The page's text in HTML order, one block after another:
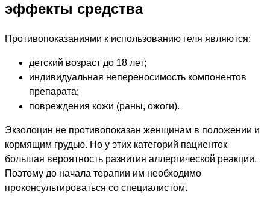
эффекты средства
Противопоказаниями к использованию геля являются:
детский возраст до 18 лет;
индивидуальная непереносимость компонентов
препарата;
повреждения кожи (раны, ожоги).
Экзолоцин не противопоказан женщинам в положении и
кормящим грудью. Но у этих категорий пациенток
большая вероятность развития аллергической реакции.
Поэтому до начала терапии им необходимо
проконсультироваться со специалистом.